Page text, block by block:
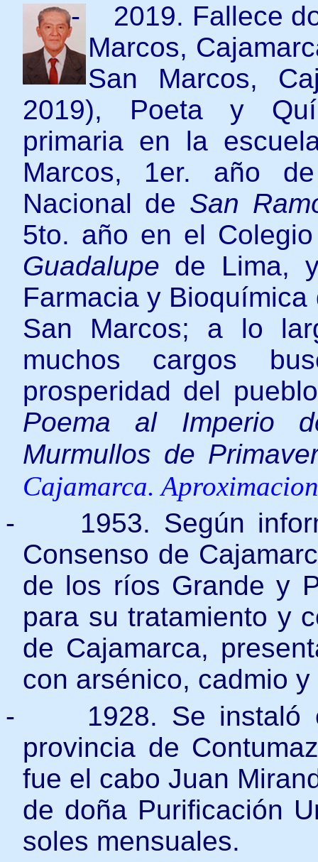
-
2019. Fallece
Marcos,
San Marcos,
2019), Poeta y
primaria en la
Marcos, 1er. año
Nacional de San
5to. año en el
Guadalupe de Lima,
Farmacia y
San Marcos; a lo
muchos cargos
prosperidad del
Poema al Imperio
Murmullos de
Cajamarca.
-
1953. Según
Consenso de
de los ríos Grande y
para su tratamiento y
de Cajamarca,
con arsénico, cadmio y
-
1928. Se instaló
provincia de
fue el cabo Juan
de doña Purificación
soles mensuales.